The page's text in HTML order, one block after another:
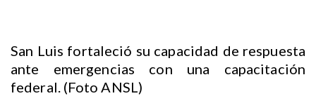
San Luis fortaleció su capacidad de respuesta
ante emergencias con una capacitación
federal. (Foto ANSL)